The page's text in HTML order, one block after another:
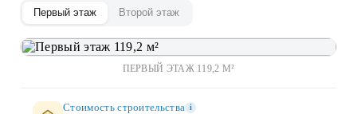
Первый этаж Второй этаж
ПЕРВЫЙ ЭТАЖ 119,2 М²
Стоимость строительства i